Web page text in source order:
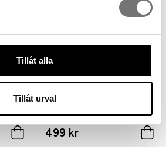
Tillåt alla
Tillåt urvalROW vas tre kamrar hög,
499 kr